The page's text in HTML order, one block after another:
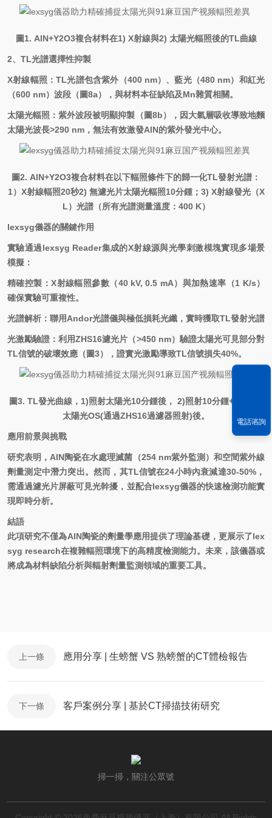
圖1. AlN+Y2O3複合材料在1) X射線與2) 太陽光輻照後的TL曲線
2、 TL光譜選擇性抑製
X射線輻照：TL光譜包含紫外（400 nm）、藍光（480 nm）和紅光
（600 nm）波段（圖8a），與材料本征缺陷及Mn雜質相關。
太陽光輻照：紫外波段被明顯抑製（圖8b），因大氣層吸收導致地麵
太陽光波長>290 nm ，無法有效激發AlN的紫外發光中心。
圖2. AlN+Y2O3複合材料在以下輻照條件下的歸一化TL發射光譜：
1） X射線輻照20秒2) 無濾光片太陽光輻照10分鍾； 3) X射線發光（X
L）光譜（所有光譜測量溫度： 400 K）
lexsyg儀器的關鍵作用
實驗通過lexsyg Reader集成的X射線源與光學刺激模塊實現多場景
模擬：
精確控製：X射線輻照參數（40 kV, 0.5 mA）與加熱速率（1 K/s）
確保實驗可重複性。
光譜解析：聯用Andor光譜儀與極低損耗光纖，實時獲取TL發射光譜
光激勵驗證：利用ZHS16濾光片（>450 nm）驗證太陽光可見部分對
TL信號的破壞效應（圖3），證實光激勵導致TL信號損失40%。
圖3. TL發光曲線， 1)照射太陽光10分鍾後， 2)照射10分鍾+ 10
太陽光OS(通過ZHS16過濾器照射)後。
應用前景與挑戰
研究表明， AlN陶瓷在水處理滅菌（254 nm紫外監測）和空間紫外線
劑量測定中潛力突出。然而，其TL信號在24小時內衰減達30-50%，
需通過濾光片屏蔽可見光幹擾，並配合lexsyg儀器的快速檢測功能實
現即時分析。
結語
此項研究不僅為AlN陶瓷的劑量學應用提供了理論基礎，更展示了lex
syg research在複雜輻照環境下的高精度檢測能力。未來，該儀器或
將成為材料缺陷分析與輻射劑量監測領域的重要工具。
上一條 應用分享 | 生螃蟹 VS 熟螃蟹的CT體檢報告
下一條 客戶案例分享 | 基於CT掃描技術研究
掃一掃，關注公眾號
電話谘詢